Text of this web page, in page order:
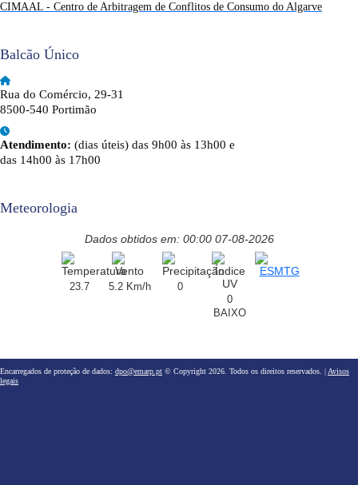
CIMAAL - Centro de Arbitragem de Conflitos de Consumo do Algarve
Balcão Único
Rua do Comércio, 29-31
8500-540 Portimão
Atendimento: (dias úteis) das 9h00 às 13h00 e
das 14h00 às 17h00
Meteorologia
Dados obtidos em: 00:00 07-08-2026
23.7 5.2 Km/h
0
0
BAIXO
Encarregados de proteção de dados: dpo@emarp.pt © Copyright 2026. Todos os direitos reservados. | Avisos
legais